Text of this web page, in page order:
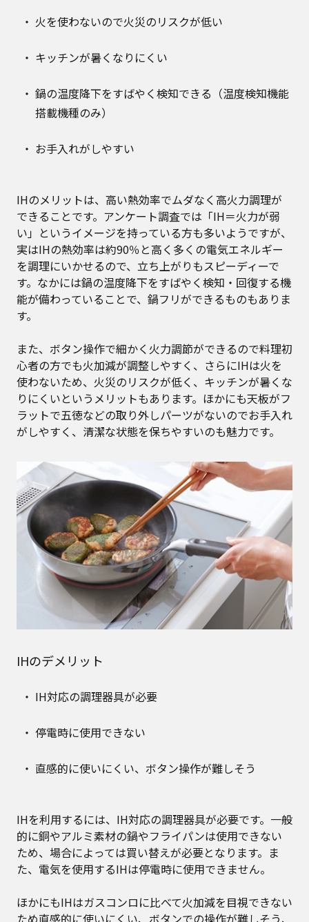
火を使わないので火災のリスクが低い
キッチンが暑くなりにくい
鍋の温度降下をすばやく検知できる（温度検知機能
搭載機種のみ）
お手入れがしやすい
IHのメリットは、高い熱効率でムダなく高火力調理が
できることです。アンケート調査では「IH＝火力が弱
い」というイメージを持っている方も多いようですが、
実はIHの熱効率は約90％と高く多くの電気エネルギー
を調理にいかせるので、立ち上がりもスピーディーで
す。なかには鍋の温度降下をすばやく検知・回復する機
能が備わっていることで、鍋フリができるものもありま
す。
また、ボタン操作で細かく火力調節ができるので料理初
心者の方でも火加減が調整しやすく、さらにIHは火を
使わないため、火災のリスクが低く、キッチンが暑くな
りにくいというメリットもあります。ほかにも天板がフ
ラットで五徳などの取り外しパーツがないのでお手入れ
がしやすく、清潔な状態を保ちやすいのも魅力です。
IHのデメリット
IH対応の調理器具が必要
停電時に使用できない
直感的に使いにくい、ボタン操作が難しそう
IHを利用するには、IH対応の調理器具が必要です。一般
的に銅やアルミ素材の鍋やフライパンは使用できない
ため、場合によっては買い替えが必要となります。ま
た、電気を使用するIHは停電時に使用できません。
ほかにもIHはガスコンロに比べて火加減を目視できない
ため直感的に使いにくい、ボタンでの操作が難しそう、